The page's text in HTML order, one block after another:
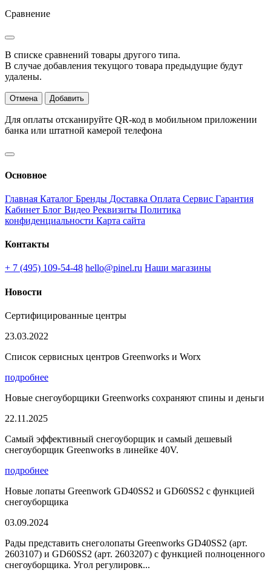
Сравнение
В списке сравнений товары другого типа.
В случае добавления текущого товара предыдущие будут
удалены.
Отмена Добавить
Для оплаты отсканируйте QR-код в мобильном приложении
банка или штатной камерой телефона
Основное
Главная Каталог Бренды Доставка Оплата Сервис Гарантия
Кабинет Блог Видео Реквизиты Политика
конфиденциальности Карта сайта
Контакты
+ 7 (495) 109-54-48 hello@pinel.ru Наши магазины
Новости
Сертифицированные центры
23.03.2022
Список сервисных центров Greenworks и Worx
подробнее
Новые снегоуборщики Greenworks сохраняют спины и деньги
22.11.2025
Самый эффективный снегоуборщик и самый дешевый
снегоуборщик Greenworks в линейке 40V.
подробнее
Новые лопаты Greenwork GD40SS2 и GD60SS2 с функцией
снегоуборщика
03.09.2024
Рады представить снеголопаты Greenworks GD40SS2 (арт.
2603107) и GD60SS2 (арт. 2603207) с функцией полноценного
снегоуборщика. Угол регулировк...